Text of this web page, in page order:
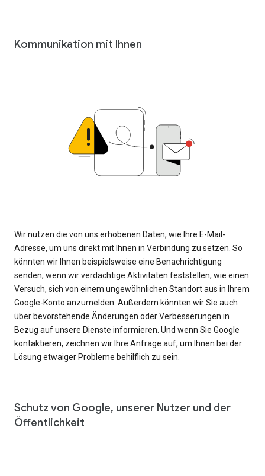
Kommunikation mit Ihnen
Wir nutzen die von uns erhobenen Daten, wie Ihre E-Mail-
Adresse, um uns direkt mit Ihnen in Verbindung zu setzen. So
könnten wir Ihnen beispielsweise eine Benachrichtigung
senden, wenn wir verdächtige Aktivitäten feststellen, wie einen
Versuch, sich von einem ungewöhnlichen Standort aus in Ihrem
Google-Konto anzumelden. Außerdem könnten wir Sie auch
über bevorstehende Änderungen oder Verbesserungen in
Bezug auf unsere Dienste informieren. Und wenn Sie Google
kontaktieren, zeichnen wir Ihre Anfrage auf, um Ihnen bei der
Lösung etwaiger Probleme behilflich zu sein.
Schutz von Google, unserer Nutzer und der
Öffentlichkeit